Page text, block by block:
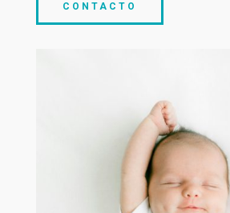
CONTACTO